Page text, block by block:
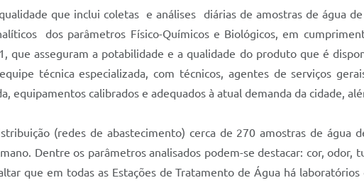
que inclui coletas e análises diárias de amostras de água
dos parâmetros Físico-Químicos e Biológicos, em
que asseguram a potabilidade e a qualidade do produto que é
técnica especializada, com técnicos, agentes de serviços
equipamentos calibrados e adequados à atual demanda da cidade,
(redes de abastecimento) cerca de 270 amostras de água
Dentre os parâmetros analisados podem-se destacar: cor,
que em todas as Estações de Tratamento de Água há laboratórios